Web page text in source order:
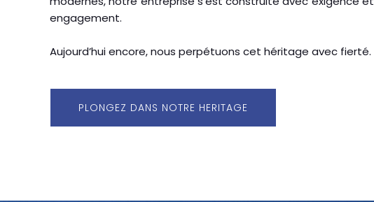
engagement.
Aujourd’hui encore, nous perpétuons cet héritage avec fierté.
PLONGEZ DANS NOTRE HERITAGE